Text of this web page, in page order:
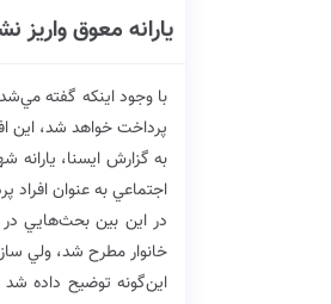
يارانه معوق واريز
با وجود اينكه گفته مي‌شد
پرداخت خواهد شد، اين
به گزارش ايسنا، يارانه
اجتماعي به عنوان افراد
در اين بين بحث‌هايي در
خانوار مطرح شد، ولي
اين‌گونه توضيح داده شد